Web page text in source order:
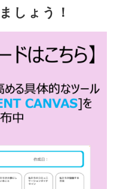
しょう！